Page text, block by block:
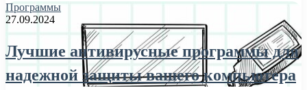
Программы
27.09.2024
Лучшие антивирусные программы для
надежной защиты вашего компьютера